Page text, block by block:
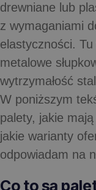
drewniane lub
z wymaganiami
elastyczności.
metalowe
wytrzymałość
W poniższym
palety, jakie
jakie warianty
odpowiadam na
Co to są